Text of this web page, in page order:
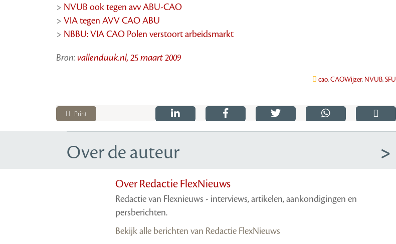
> NVUB ook tegen avv ABU-CAO
> VIA tegen AVV CAO ABU
> NBBU: VIA CAO Polen verstoort arbeidsmarkt
Bron: vallenduuk.nl, 25 maart 2009
cao,CAOWijzer, NVUB,SFU
Print
Over de auteur
Over Redactie FlexNieuws
Redactie van Flexnieuws - interviews, artikelen, aankondigingen en
persberichten.
Bekijk alle berichten van Redactie FlexNieuws